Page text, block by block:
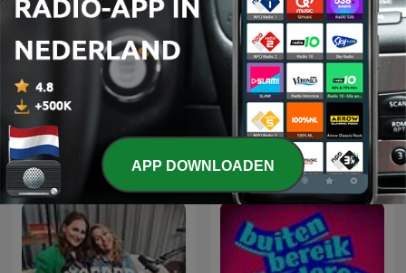
Tina FM: B&B Vol Liefde Bolletje en Pluisje
APP DOWNLOADEN